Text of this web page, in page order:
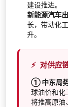
建设推进。
新能源汽车出
长，带动化
升。
⚡ 对供应
① 中东局势
球油价和化
将推高原油